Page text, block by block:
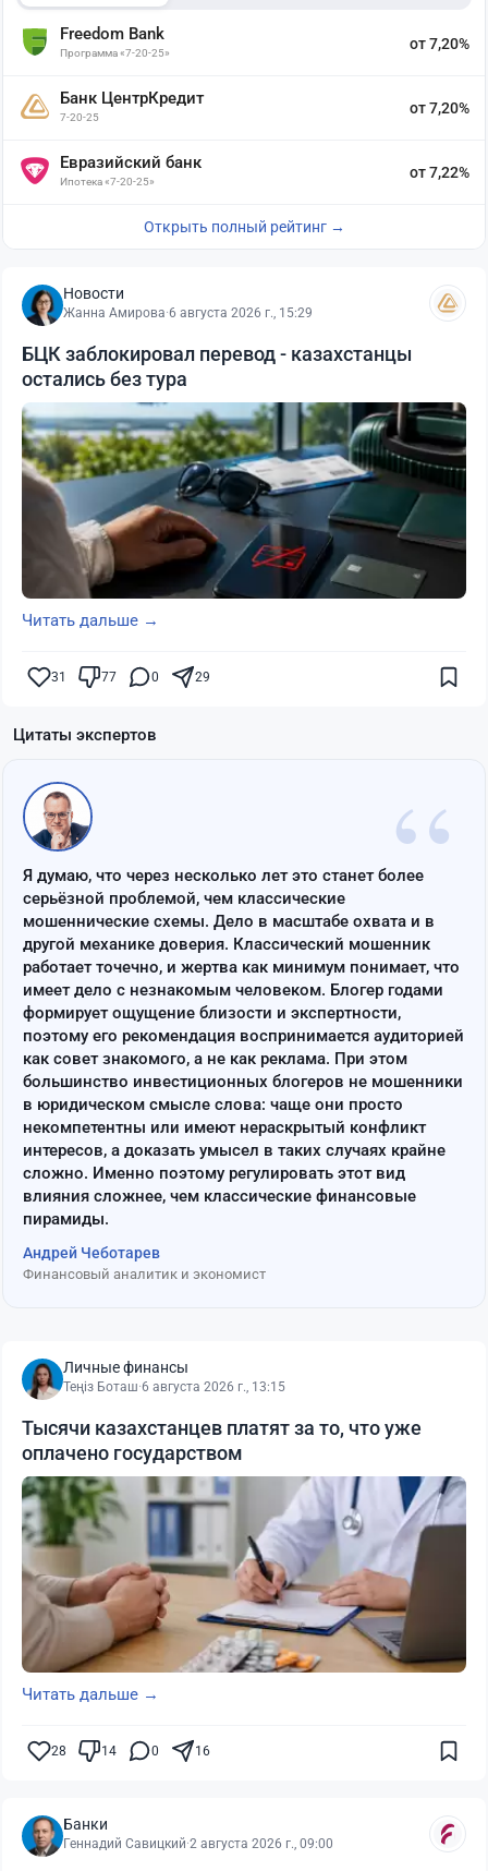
Freedom Bank
Программа «7-20-25»
от 7,20%
Банк ЦентрКредит
7-20-25
от 7,20%
Евразийский банк
Ипотека «7-20-25»
от 7,22%
Открыть полный рейтинг →
Новости
Жанна Амирова·6 августа 2026 г., 15:29
БЦК заблокировал перевод - казахстанцы
остались без тура
Читать дальше →
31 77 0 29
Цитаты экспертов
“
Я думаю, что через несколько лет это станет более
серьёзной проблемой, чем классические
мошеннические схемы. Дело в масштабе охвата и в
другой механике доверия. Классический мошенник
работает точечно, и жертва как минимум понимает, что
имеет дело с незнакомым человеком. Блогер годами
формирует ощущение близости и экспертности,
поэтому его рекомендация воспринимается аудиторией
как совет знакомого, а не как реклама. При этом
большинство инвестиционных блогеров не мошенники
в юридическом смысле слова: чаще они просто
некомпетентны или имеют нераскрытый конфликт
интересов, а доказать умысел в таких случаях крайне
сложно. Именно поэтому регулировать этот вид
влияния сложнее, чем классические финансовые
пирамиды.
Андрей Чеботарев
Финансовый аналитик и экономист
Личные финансы
Теңіз Боташ·6 августа 2026 г., 13:15
Тысячи казахстанцев платят за то, что уже
оплачено государством
Читать дальше →
28 14 0 16
Банки
Геннадий Савицкий·2 августа 2026 г., 09:00